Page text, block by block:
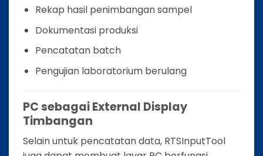
Rekap hasil penimbangan sampel
Dokumentasi produksi
Pencatatan batch
Pengujian laboratorium berulang
PC sebagai External Display
Timbangan
Selain untuk pencatatan data, RTSInputTool